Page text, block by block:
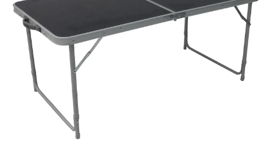
INTERIØR
TEKSTIL
KJØKKEN